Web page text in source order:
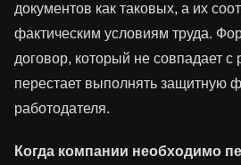
документов как таковых, а их
фактическим условиям труда.
договор, который не совпадает с
перестает выполнять защитную
работодателя.
Когда компании необходимо